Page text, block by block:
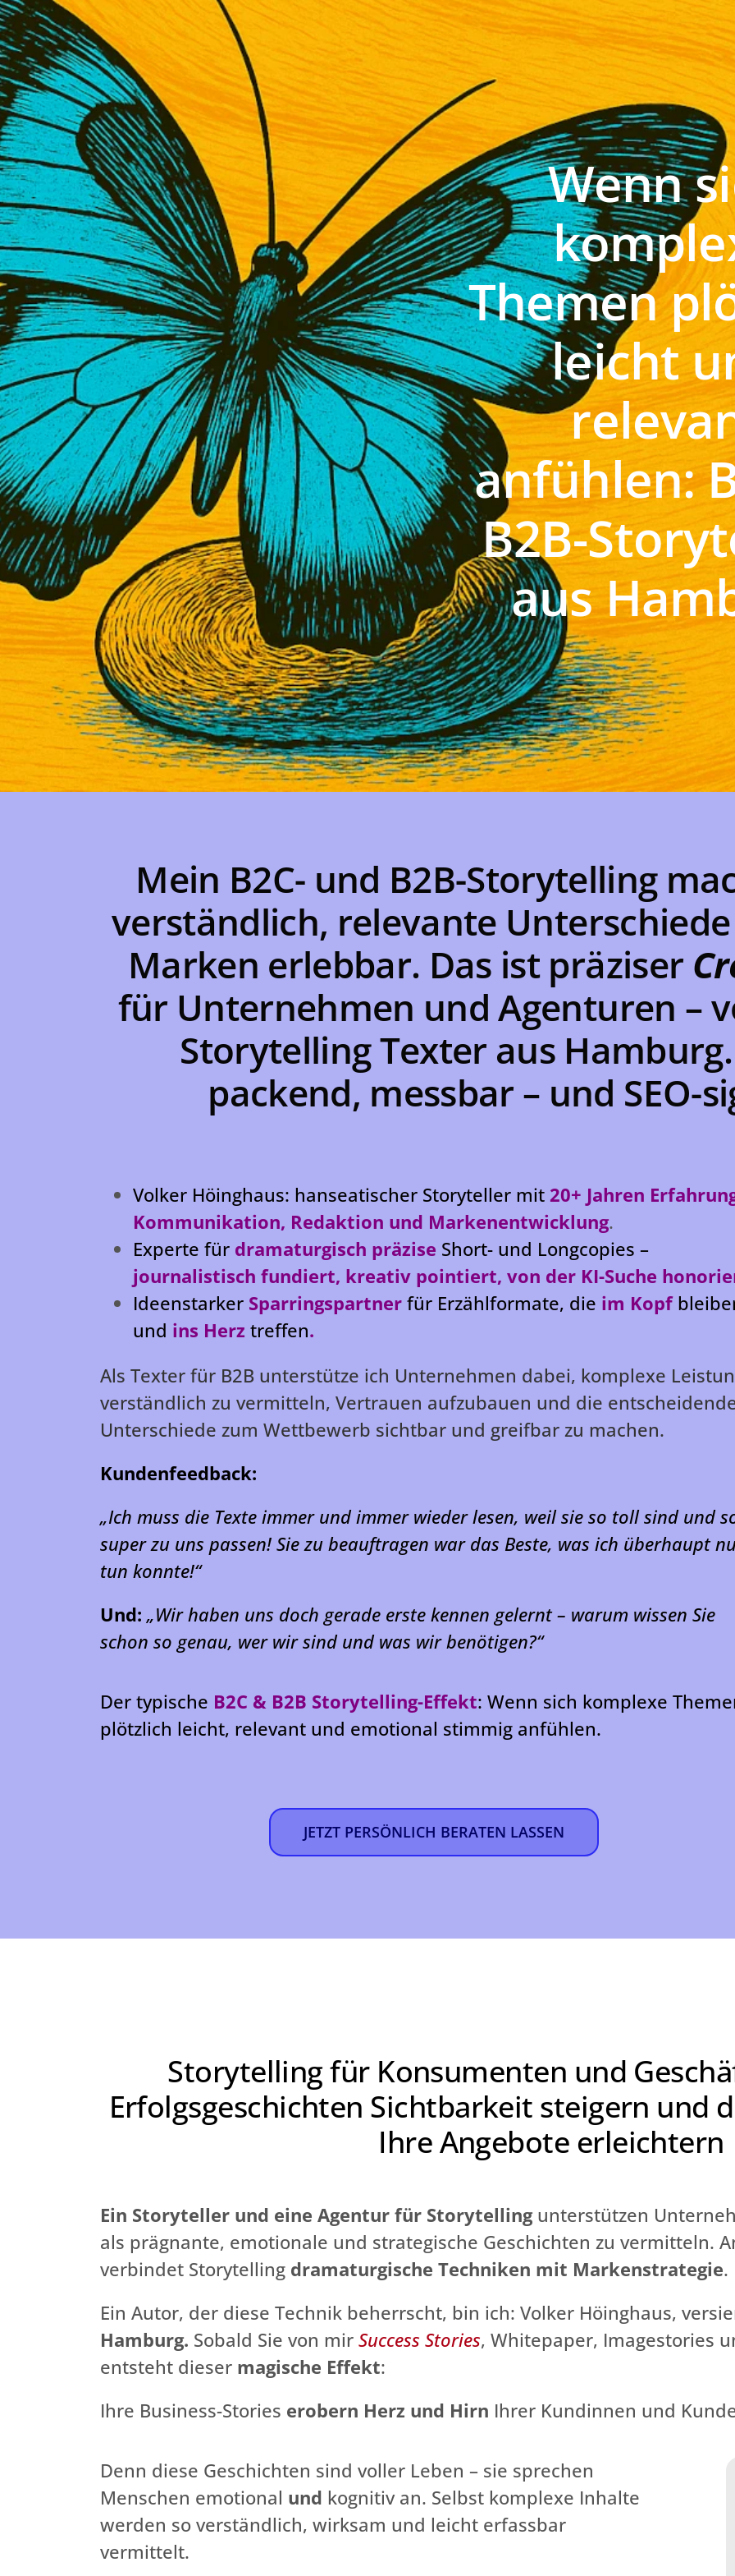
Wenn
Themen
leicht
anfühlen:
B2B-
aus
Mein B2C- und B2B-Storytelling
verständlich, relevante
Marken erlebbar. Das ist präziser
für Unternehmen und Agenturen –
Storytelling Texter aus
packend, messbar – und SEO-
Volker Höinghaus: hanseatischer Storyteller mit 20+ Jahren
Kommunikation, Redaktion und Markenentwicklung.
Experte für dramaturgisch präzise Short- und Longcopies –
journalistisch fundiert, kreativ pointiert, von der KI-Suche
Ideenstarker Sparringspartnerfür Erzählformate, die im Kopf
und ins Herz treffen.
Als Texter für B2B unterstütze ich Unternehmen dabei, komplexe
verständlich zu vermitteln, Vertrauen aufzubauen und die
Unterschiede zum Wettbewerb sichtbar und greifbar zu machen.
Kundenfeedback:
„Ich muss die Texte immer und immer wieder lesen, weil sie so toll sind und
super zu uns passen! Sie zu beauftragen war das Beste, was ich überhaupt
tun konnte!“
Und: „Wir haben uns doch gerade erste kennen gelernt – warum wissen Sie
schon so genau, wer wir sind und was wir benötigen?“
Der typische B2C & B2B Storytelling-Effekt: Wenn sich komplexe
plötzlich leicht, relevant und emotional stimmig anfühlen.
JETZT PERSÖNLICH BERATEN LASSEN
Storytelling für Konsumenten und
Erfolgsgeschichten Sichtbarkeit steigern und
Ihre Angebote erleichtern
Ein Storyteller und eine Agentur für Storytellingunterstützen
als prägnante, emotionale und strategische Geschichten zu vermitteln.
verbindet Storytelling dramaturgische Techniken mit Markenstrategie.
Ein Autor, der diese Technik beherrscht, bin ich: Volker Höinghaus,
Hamburg. Sobald Sie von mir Success Stories, Whitepaper, Imagestories
entsteht dieser magische Effekt:
Ihre Business-Stories erobern Herz und Hirn Ihrer Kundinnen und
Denn diese Geschichten sind voller Leben – sie sprechen
Menschen emotional und kognitiv an. Selbst komplexe Inhalte
werden so verständlich, wirksam und leicht erfassbar
vermittelt.